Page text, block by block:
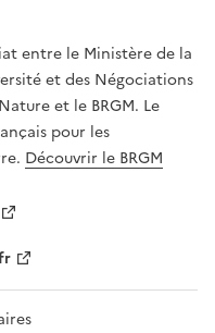
T
É
,
É
G
A
L
F
A
T
entre le Ministère de la
et des Négociations
et le BRGM. Le
pour les
Découvrir le BRGM